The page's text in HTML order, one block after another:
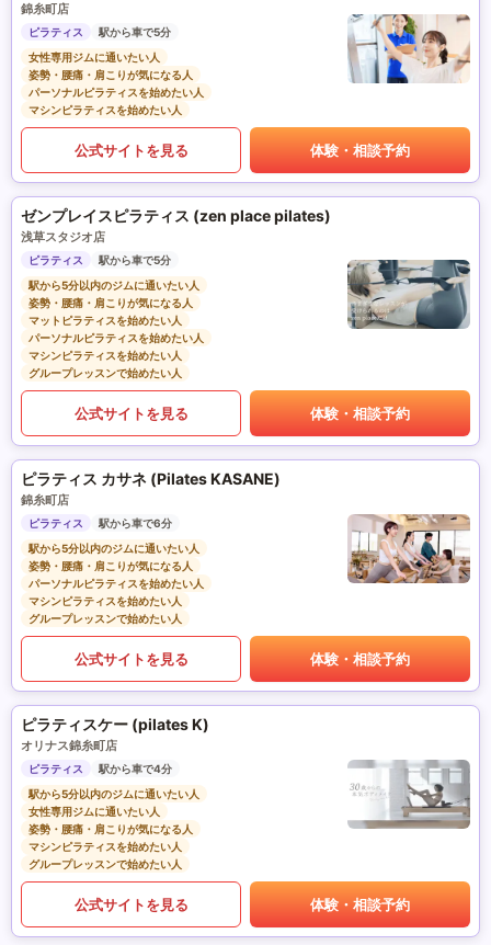
錦糸町店
ピラティス
駅から車で5分
女性専用ジムに通いたい人
姿勢・腰痛・肩こりが気になる人
パーソナルピラティスを始めたい人
マシンピラティスを始めたい人
公式サイトを見る 体験・相談予約
ゼンプレイスピラティス (zen place pilates)
浅草スタジオ店
ピラティス
駅から車で5分
駅から5分以内のジムに通いたい人
姿勢・腰痛・肩こりが気になる人
マットピラティスを始めたい人
パーソナルピラティスを始めたい人
マシンピラティスを始めたい人
グループレッスンで始めたい人
公式サイトを見る 体験・相談予約
ピラティス カサネ (Pilates KASANE)
錦糸町店
ピラティス
駅から車で6分
駅から5分以内のジムに通いたい人
姿勢・腰痛・肩こりが気になる人
パーソナルピラティスを始めたい人
マシンピラティスを始めたい人
グループレッスンで始めたい人
公式サイトを見る 体験・相談予約
ピラティスケー (pilates K)
オリナス錦糸町店
ピラティス
駅から車で4分
駅から5分以内のジムに通いたい人
女性専用ジムに通いたい人
姿勢・腰痛・肩こりが気になる人
マシンピラティスを始めたい人
グループレッスンで始めたい人
公式サイトを見る 体験・相談予約